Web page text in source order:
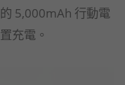
5,000mAh 行動電
充電。